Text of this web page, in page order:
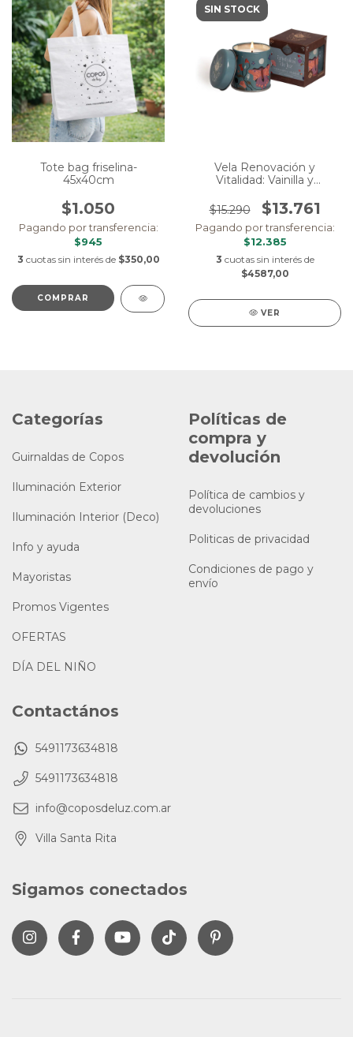
Tote bag friselina-
45x40cm
$1.050
Pagando por transferencia:
$945
3 cuotas sin interés de $350,00
SIN STOCK
Vela Renovación y
Vitalidad: Vainilla y
$15.290
$13.761
Pagando por transferencia:
$12.385
3 cuotas sin interés de
$4587,00
VER
Categorías
Guirnaldas de Copos
Iluminación Exterior
Iluminación Interior (Deco)
Info y ayuda
Mayoristas
Promos Vigentes
OFERTAS
DÍA DEL NIÑO
Políticas de
compra y
devolución
Política de cambios y
devoluciones
Politicas de privacidad
Condiciones de pago y
envío
Contactános
5491173634818
5491173634818
info@coposdeluz.com.ar
Villa Santa Rita
Sigamos conectados